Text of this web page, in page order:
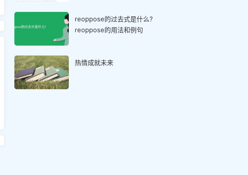
reoppose的过去式是什么?
reoppose的用法和例句
热情成就未来